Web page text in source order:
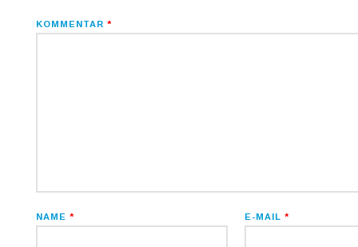
KOMMENTAR *
NAME * E-MAIL *